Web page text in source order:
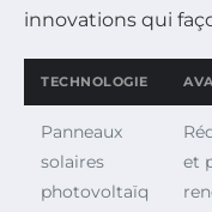
innovations qui
TECHNOLOGIE
Panneaux
solaires
photovoltaïq
et